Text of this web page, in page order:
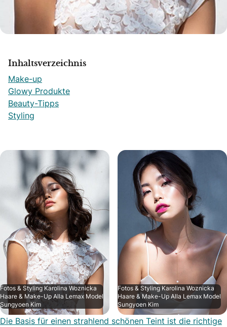
Inhaltsverzeichnis
Make-up
Glowy Produkte
Beauty-Tipps
Styling
Fotos & Styling Karolina Woznicka
Haare & Make-Up Alla Lemax Model
Sungyoen Kim
Fotos & Styling Karolina Woznicka
Haare & Make-Up Alla Lemax Model
Sungyoen Kim
Die Basis für einen strahlend schönen Teint ist die richtige